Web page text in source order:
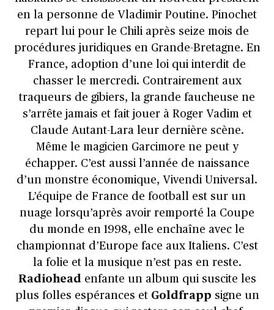
en la personne de Vladimir Poutine. Pinochet
repart lui pour le Chili après seize mois de
procédures juridiques en Grande-Bretagne. En
France, adoption d’une loi qui interdit de
chasser le mercredi. Contrairement aux
traqueurs de gibiers, la grande faucheuse ne
s’arrête jamais et fait jouer à Roger Vadim et
Claude Autant-Lara leur dernière scène.
Même le magicien Garcimore ne peut y
échapper. C’est aussi l’année de naissance
d’un monstre économique, Vivendi Universal.
L’équipe de France de football est sur un
nuage lorsqu’après avoir remporté la Coupe
du monde en 1998, elle enchaîne avec le
championnat d’Europe face aux Italiens. C’est
la folie et la musique n’est pas en reste.
Radiohead enfante un album qui suscite les
plus folles espérances et Goldfrapp signe un